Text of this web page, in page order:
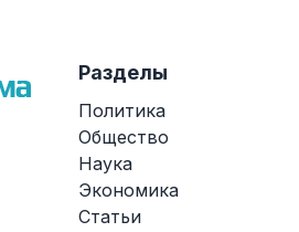
Разделы
Политика
Общество
Наука
Экономика
Статьи